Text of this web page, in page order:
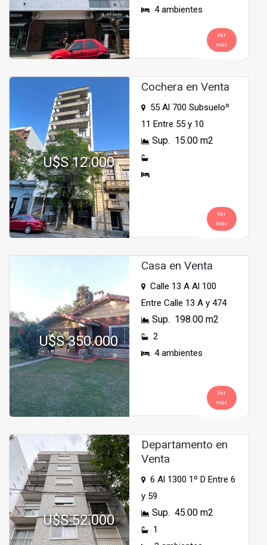
4 ambientes
Ver
más
U$S 12.000
Cochera en Venta
55 Al 700 Subsueloº
11 Entre 55 y 10
Sup. 15.00 m2
Ver
más
U$S 350.000
Casa en Venta
Calle 13 A Al 100
Entre Calle 13 A y 474
Sup. 198.00 m2
2
4 ambientes
Ver
más
U$S 52.000
Departamento en
Venta
6 Al 1300 1º D Entre 6
y 59
Sup. 45.00 m2
1